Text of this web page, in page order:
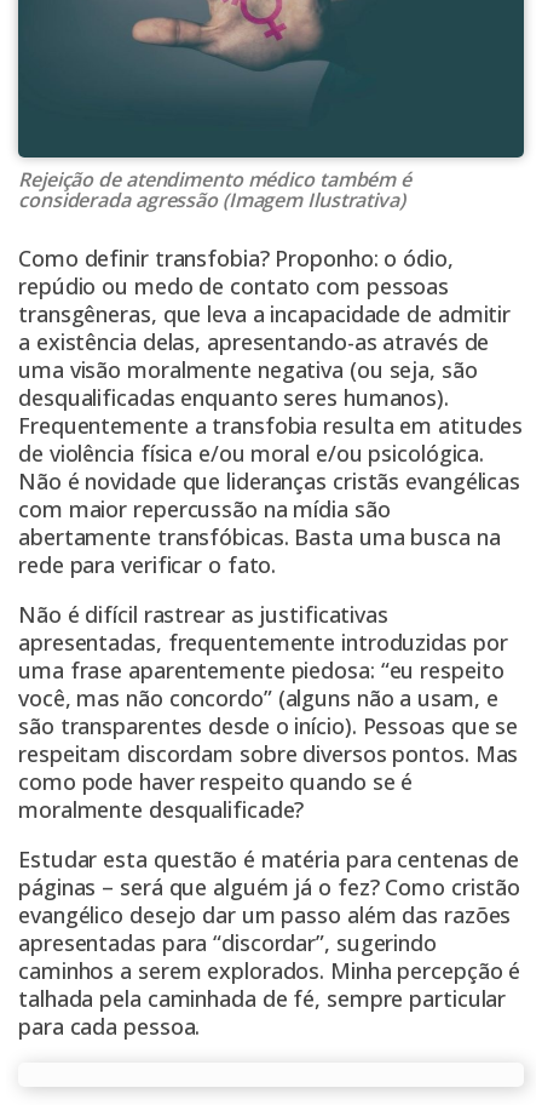
Rejeição de atendimento médico também é
considerada agressão (Imagem Ilustrativa)
Como definir transfobia? Proponho: o ódio,
repúdio ou medo de contato com pessoas
transgêneras, que leva a incapacidade de admitir
a existência delas, apresentando-as através de
uma visão moralmente negativa (ou seja, são
desqualificadas enquanto seres humanos).
Frequentemente a transfobia resulta em atitudes
de violência física e/ou moral e/ou psicológica.
Não é novidade que lideranças cristãs evangélicas
com maior repercussão na mídia são
abertamente transfóbicas. Basta uma busca na
rede para verificar o fato.
Não é difícil rastrear as justificativas
apresentadas, frequentemente introduzidas por
uma frase aparentemente piedosa: “eu respeito
você, mas não concordo” (alguns não a usam, e
são transparentes desde o início). Pessoas que se
respeitam discordam sobre diversos pontos. Mas
como pode haver respeito quando se é
moralmente desqualificade?
Estudar esta questão é matéria para centenas de
páginas – será que alguém já o fez? Como cristão
evangélico desejo dar um passo além das razões
apresentadas para “discordar”, sugerindo
caminhos a serem explorados. Minha percepção é
talhada pela caminhada de fé, sempre particular
para cada pessoa.